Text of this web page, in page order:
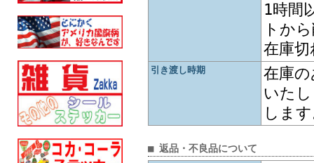
1時間
トか
在庫
引き渡し時期
在庫
いた
しま
■ 返品・不良品について